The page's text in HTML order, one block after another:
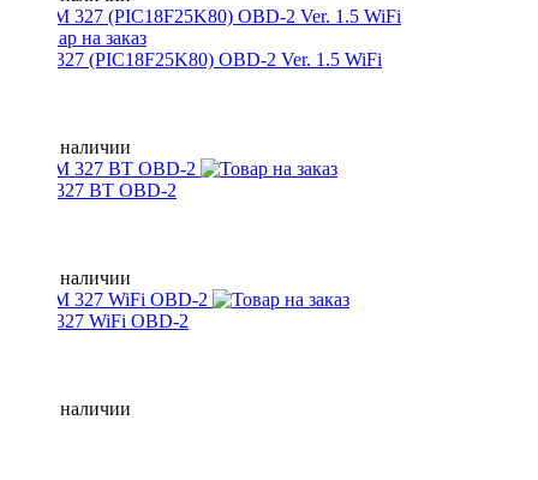
ELM 327 (PIC18F25K80) OBD-2 Ver. 1.5 WiFi
Нет в наличии
ELM 327 BT OBD-2
Нет в наличии
ELM 327 WiFi OBD-2
Нет в наличии